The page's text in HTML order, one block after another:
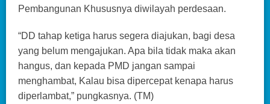
Pembangunan Khususnya diwilayah perdesaan.
“DD tahap ketiga harus segera diajukan, bagi desa
yang belum mengajukan. Apa bila tidak maka akan
hangus, dan kepada PMD jangan sampai
menghambat, Kalau bisa dipercepat kenapa harus
diperlambat,” pungkasnya. (TM)